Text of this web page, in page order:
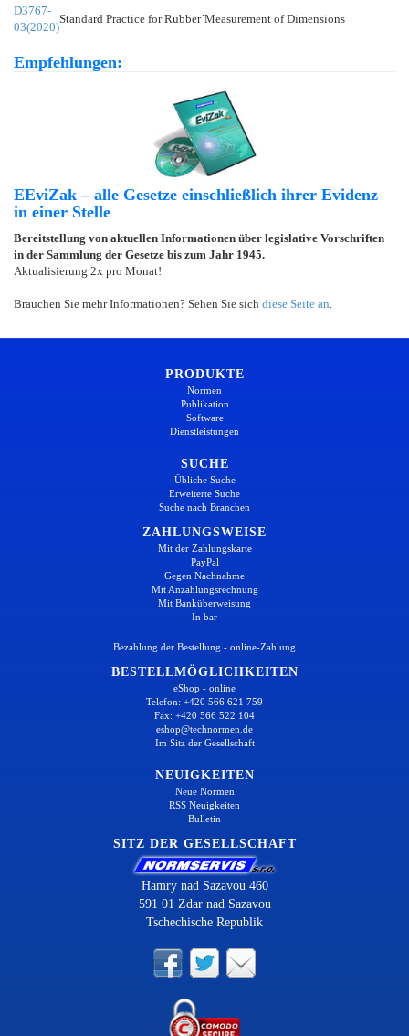
D3767-
03(2020)
Standard Practice for Rubber´Measurement of Dimensions
Empfehlungen:
EEviZak – alle Gesetze einschließlich ihrer Evidenz
in einer Stelle
Bereitstellung von aktuellen Informationen über legislative Vorschriften
in der Sammlung der Gesetze bis zum Jahr 1945.
Aktualisierung 2x pro Monat!
Brauchen Sie mehr Informationen? Sehen Sie sich diese Seite an
PRODUKTE
Normen
Publikation
Software
Dienstleistungen
SUCHE
Übliche Suche
Erweiterte Suche
Suche nach Branchen
ZAHLUNGSWEISE
Mit der Zahlungskarte
PayPal
Gegen Nachnahme
Mit Anzahlungsrechnung
Mit Banküberweisung
In bar
Bezahlung der Bestellung - online-Zahlung
BESTELLMÖGLICHKEITEN
eShop - online
Telefon: +420 566 621 759
Fax: +420 566 522 104
eshop@technormen.de
Im Sitz der Gesellschaft
NEUIGKEITEN
Neue Normen
RSS Neuigkeiten
Bulletin
SITZ DER GESELLSCHAFT
Hamry nad Sazavou 460
591 01 Zdar nad Sazavou
Tschechische Republik